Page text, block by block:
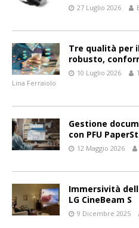
27 Luglio 2026
Tre qualità per
robusto,
10 Luglio 2026
Lina Ferraiolo
Gestione
con PFU
12 Maggio 2026
Immersività
LG CineBeam S
9 Dicembre 2025